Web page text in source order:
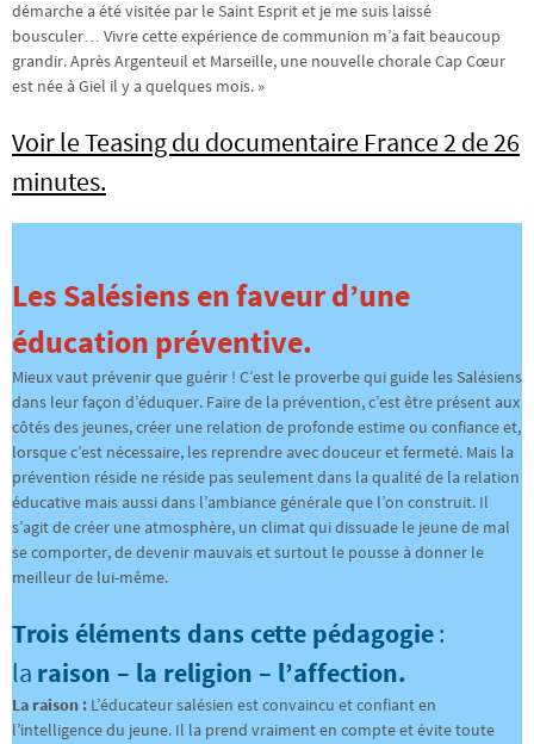
démarche a été visitée par le Saint Esprit et je me suis laissé
bousculer… Vivre cette expérience de communion m’a fait beaucoup
grandir. Après Argenteuil et Marseille, une nouvelle chorale Cap Cœur
est née à Giel il y a quelques mois. »
Voir le Teasing du documentaire France 2 de 26
minutes.
Les Salésiens en faveur d’une
éducation préventive.
Mieux vaut prévenir que guérir ! C’est le proverbe qui guide les Salésiens
dans leur façon d’éduquer. Faire de la prévention, c’est être présent aux
côtés des jeunes, créer une relation de profonde estime ou confiance et,
lorsque c’est nécessaire, les reprendre avec douceur et fermeté. Mais la
prévention réside ne réside pas seulement dans la qualité de la relation
éducative mais aussi dans l’ambiance générale que l’on construit. Il
s’agit de créer une atmosphère, un climat qui dissuade le jeune de mal
se comporter, de devenir mauvais et surtout le pousse à donner le
meilleur de lui-même.
Trois éléments dans cette pédagogie:
la raison – la religion – l’affection.
La raison : L’éducateur salésien est convaincu et confiant en
l’intelligence du jeune. Il la prend vraiment en compte et évite toute